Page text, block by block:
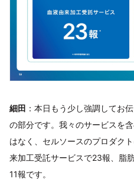
細田 ：本日もう少し強調してお
の部分です。我々のサービスを
はなく、セルソースのプロダク
来加工受託サービスで23報、脂
11報です。